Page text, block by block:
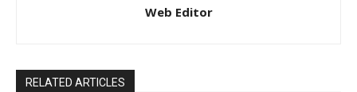
Web Editor
RELATED ARTICLES